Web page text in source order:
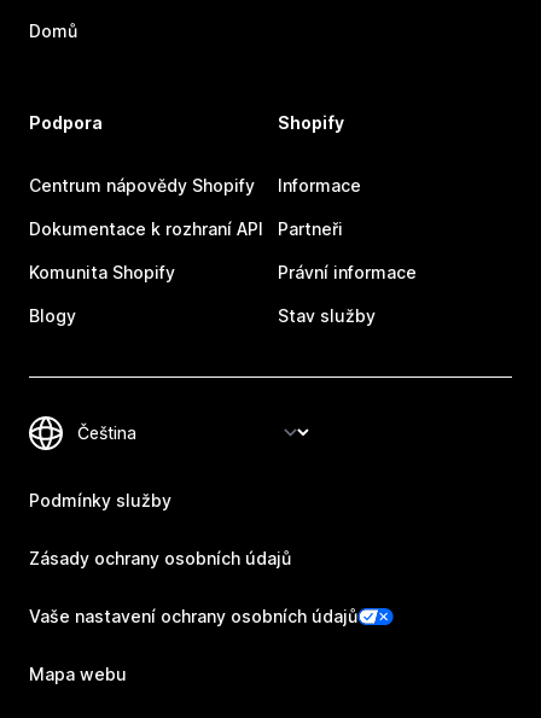
Domů
Podpora
Centrum nápovědy Shopify
Dokumentace k rozhraní API
Komunita Shopify
Blogy
Shopify
Informace
Partneři
Právní informace
Stav služby
Podmínky služby
Zásady ochrany osobních údajů
Vaše nastavení ochrany osobních údajů
Mapa webu